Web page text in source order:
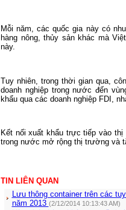
Mỗi năm, các quốc gia này có
hàng nông, thủy sản khác mà
này.
Tuy nhiên, trong thời gian qua,
doanh nghiệp trong nước đến
khẩu qua các doanh nghiệp FDI,
Kết nối xuất khẩu trực tiếp vào thị
trong nước mở rộng thị trường và
TIN LIÊN QUAN
Lưu thông container trên các
năm 2013 (2/12/2014 10:13:43 AM)